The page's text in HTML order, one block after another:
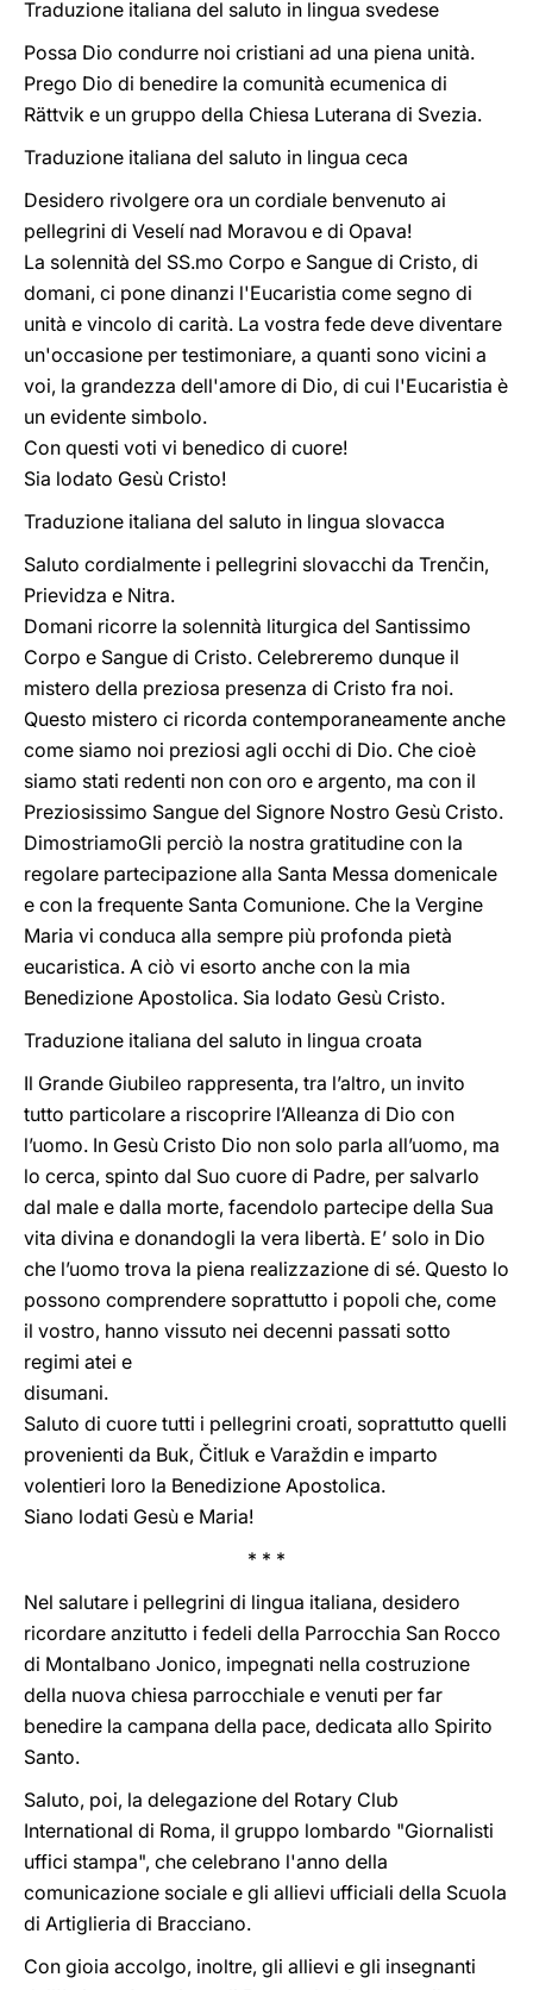
Traduzione italiana del saluto in lingua svedese
Possa Dio condurre noi cristiani ad una piena unità.
Prego Dio di benedire la comunità ecumenica di
Rättvik e un gruppo della Chiesa Luterana di Svezia.
Traduzione italiana del saluto in lingua ceca
Desidero rivolgere ora un cordiale benvenuto ai
pellegrini di Veselí nad Moravou e di Opava!
La solennità del SS.mo Corpo e Sangue di Cristo, di
domani, ci pone dinanzi l'Eucaristia come segno di
unità e vincolo di carità. La vostra fede deve diventare
un'occasione per testimoniare, a quanti sono vicini a
voi, la grandezza dell'amore di Dio, di cui l'Eucaristia è
un evidente simbolo.
Con questi voti vi benedico di cuore!
Sia lodato Gesù Cristo!
Traduzione italiana del saluto in lingua slovacca
Saluto cordialmente i pellegrini slovacchi da Trenčin,
Prievidza e Nitra.
Domani ricorre la solennità liturgica del Santissimo
Corpo e Sangue di Cristo. Celebreremo dunque il
mistero della preziosa presenza di Cristo fra noi.
Questo mistero ci ricorda contemporaneamente anche
come siamo noi preziosi agli occhi di Dio. Che cioè
siamo stati redenti non con oro e argento, ma con il
Preziosissimo Sangue del Signore Nostro Gesù Cristo.
DimostriamoGli perciò la nostra gratitudine con la
regolare partecipazione alla Santa Messa domenicale
e con la frequente Santa Comunione. Che la Vergine
Maria vi conduca alla sempre più profonda pietà
eucaristica. A ciò vi esorto anche con la mia
Benedizione Apostolica. Sia lodato Gesù Cristo.
Traduzione italiana del saluto in lingua croata
Il Grande Giubileo rappresenta, tra l’altro, un invito
tutto particolare a riscoprire l’Alleanza di Dio con
l’uomo. In Gesù Cristo Dio non solo parla all’uomo, ma
lo cerca, spinto dal Suo cuore di Padre, per salvarlo
dal male e dalla morte, facendolo partecipe della Sua
vita divina e donandogli la vera libertà. E’ solo in Dio
che l’uomo trova la piena realizzazione di sé. Questo lo
possono comprendere soprattutto i popoli che, come
il vostro, hanno vissuto nei decenni passati sotto
regimi atei e
disumani.
Saluto di cuore tutti i pellegrini croati, soprattutto quelli
provenienti da Buk, Čitluk e Varaždin e imparto
volentieri loro la Benedizione Apostolica.
Siano lodati Gesù e Maria!
* * *
Nel salutare i pellegrini di lingua italiana, desidero
ricordare anzitutto i fedeli della Parrocchia San Rocco
di Montalbano Jonico, impegnati nella costruzione
della nuova chiesa parrocchiale e venuti per far
benedire la campana della pace, dedicata allo Spirito
Santo.
Saluto, poi, la delegazione del Rotary Club
International di Roma, il gruppo lombardo "Giornalisti
uffici stampa", che celebrano l'anno della
comunicazione sociale e gli allievi ufficiali della Scuola
di Artiglieria di Bracciano.
Con gioia accolgo, inoltre, gli allievi e gli insegnanti